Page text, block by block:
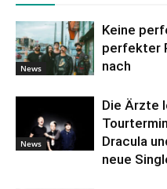
News
Keine
perfekter
nach
News
Die Ärzte
Dracula
neue